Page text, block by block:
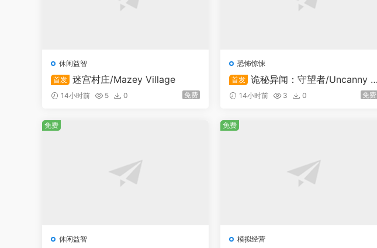
休闲益智
首发 迷宫村庄/Mazey Village
14小时前 5 0 免费
恐怖惊悚
首发 诡秘异闻：守望者/Uncanny T
ales: The Watcher
14小时前 3 0 免费
休闲益智
免费
模拟经营
免费